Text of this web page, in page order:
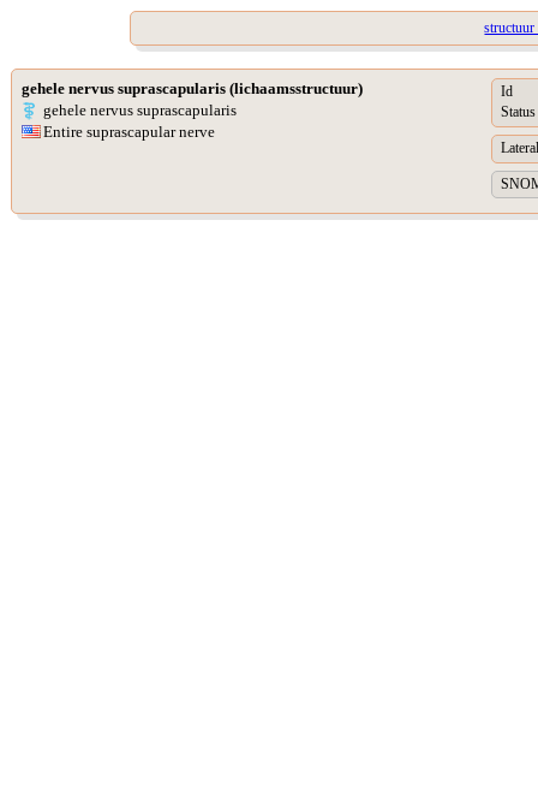
structuur
gehele nervus suprascapularis (lichaamsstructuur)
gehele nervus suprascapularis
Entire suprascapular nerve
Id
Status